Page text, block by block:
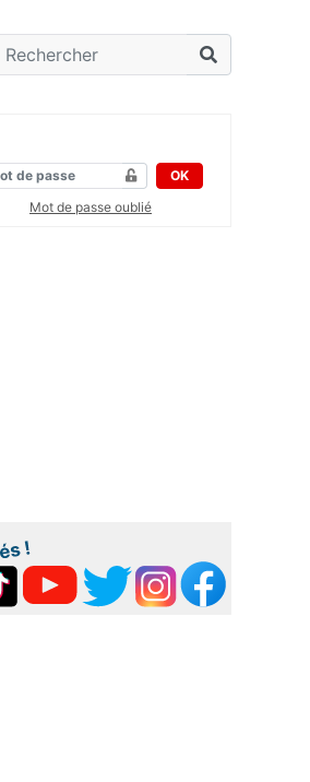
OK
Mot de passe oublié